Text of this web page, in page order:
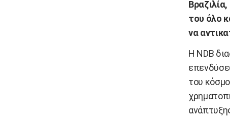
του όλο
να
Η NDB
του